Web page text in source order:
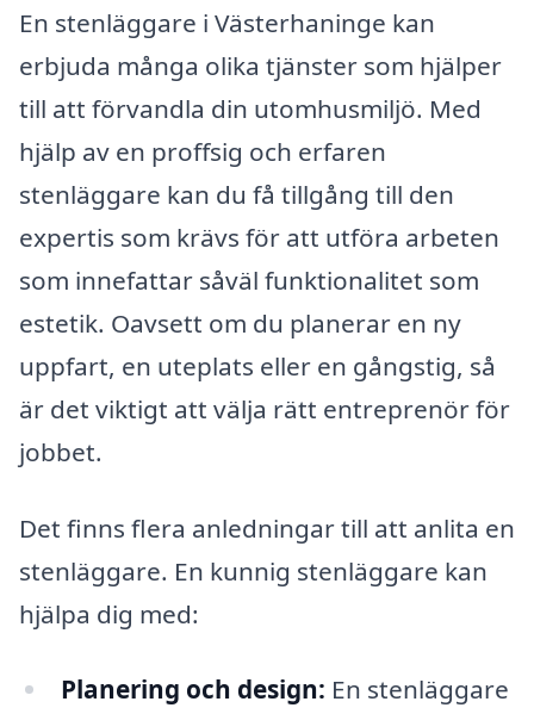
En stenläggare i Västerhaninge kan
erbjuda många olika tjänster som hjälper
till att förvandla din utomhusmiljö. Med
hjälp av en proffsig och erfaren
stenläggare kan du få tillgång till den
expertis som krävs för att utföra arbeten
som innefattar såväl funktionalitet som
estetik. Oavsett om du planerar en ny
uppfart, en uteplats eller en gångstig, så
är det viktigt att välja rätt entreprenör för
jobbet.
Det finns flera anledningar till att anlita en
stenläggare. En kunnig stenläggare kan
hjälpa dig med:
Planering och design: En stenläggare